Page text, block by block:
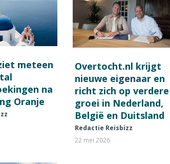
meteen
na
Oranje
Overtocht.nl krijgt
nieuwe eigenaar en
richt zich op verdere
groei in Nederland,
België en Duitsland
Redactie Reisbizz
22 mei 2026